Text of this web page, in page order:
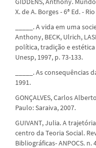
X. de A. Borges - 6ª Ed. -
_____. A vida em uma
Anthony, BECK, Ulrich,
política, tradição e
Unesp, 1997, p. 73-133.
_____. As consequências
1991.
GONÇALVES, Carlos
Paulo: Saraiva, 2007.
GUIVANT, Julia. A
centro da Teoria Social.
Bibliográficas- ANPOCS. n.